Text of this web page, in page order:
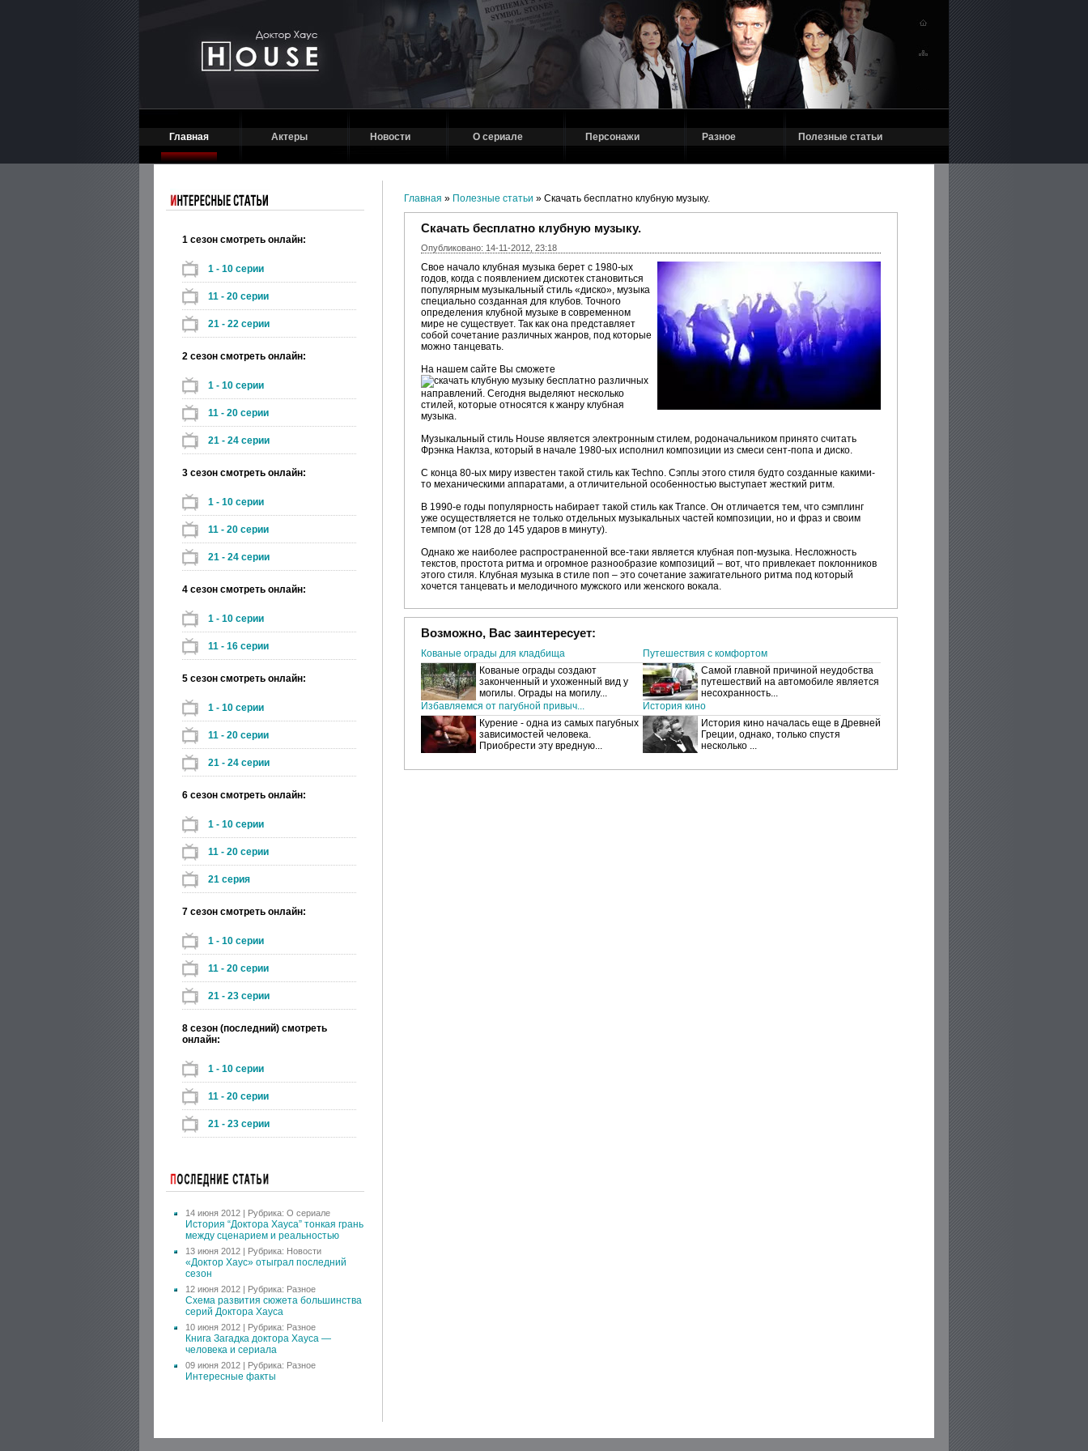
Главная Актеры Новости О сериале Персонажи Разное Полезные статьи
1 сезон смотреть онлайн:
1 - 10 серии
11 - 20 серии
21 - 22 серии
2 сезон смотреть онлайн:
1 - 10 серии
11 - 20 серии
21 - 24 серии
3 сезон смотреть онлайн:
1 - 10 серии
11 - 20 серии
21 - 24 серии
4 сезон смотреть онлайн:
1 - 10 серии
11 - 16 серии
5 сезон смотреть онлайн:
1 - 10 серии
11 - 20 серии
21 - 24 серии
6 сезон смотреть онлайн:
1 - 10 серии
11 - 20 серии
21 серия
7 сезон смотреть онлайн:
1 - 10 серии
11 - 20 серии
21 - 23 серии
8 сезон (последний) смотреть
онлайн:
1 - 10 серии
11 - 20 серии
21 - 23 серии
14 июня 2012 | Рубрика: О сериале
История “Доктора Хауса” тонкая грань
между сценарием и реальностью
13 июня 2012 | Рубрика: Новости
«Доктор Хаус» отыграл последний
сезон
12 июня 2012 | Рубрика: Разное
Схема развития сюжета большинства
серий Доктора Хауса
10 июня 2012 | Рубрика: Разное
Книга Загадка доктора Хауса —
человека и сериала
09 июня 2012 | Рубрика: Разное
Интересные факты
Главная » Полезные статьи » Скачать бесплатно клубную музыку.
Скачать бесплатно клубную музыку.
Опубликовано: 14-11-2012, 23:18
Свое начало клубная музыка берет с 1980-ых
годов, когда с появлением дискотек становиться
популярным музыкальный стиль «диско», музыка
специально созданная для клубов. Точного
определения клубной музыке в современном
мире не существует. Так как она представляет
собой сочетание различных жанров, под которые
можно танцевать.
На нашем сайте Вы сможете
различных
направлений. Сегодня выделяют несколько
стилей, которые относятся к жанру клубная
музыка.
Музыкальный стиль House является электронным стилем, родоначальником принято считать
Фрэнка Наклза, который в начале 1980-ых исполнил композиции из смеси сент-попа и диско.
С конца 80-ых миру известен такой стиль как Techno. Сэплы этого стиля будто созданные какими-
то механическими аппаратами, а отличительной особенностью выступает жесткий ритм.
В 1990-е годы популярность набирает такой стиль как Trance. Он отличается тем, что сэмплинг
уже осуществляется не только отдельных музыкальных частей композиции, но и фраз и своим
темпом (от 128 до 145 ударов в минуту).
Однако же наиболее распространенной все-таки является клубная поп-музыка. Несложность
текстов, простота ритма и огромное разнообразие композиций – вот, что привлекает поклонников
этого стиля. Клубная музыка в стиле поп – это сочетание зажигательного ритма под который
хочется танцевать и мелодичного мужского или женского вокала.
Возможно, Вас заинтересует:
Кованые ограды для кладбища
Кованые ограды создают
законченный и ухоженный вид у
могилы. Ограды на могилу...
Путешествия с комфортом
Самой главной причиной неудобства
путешествий на автомобиле является
несохранность...
Избавляемся от пагубной привыч...
Курение - одна из самых пагубных
зависимостей человека.
Приобрести эту вредную...
История кино
История кино началась еще в Древней
Греции, однако, только спустя
несколько ...